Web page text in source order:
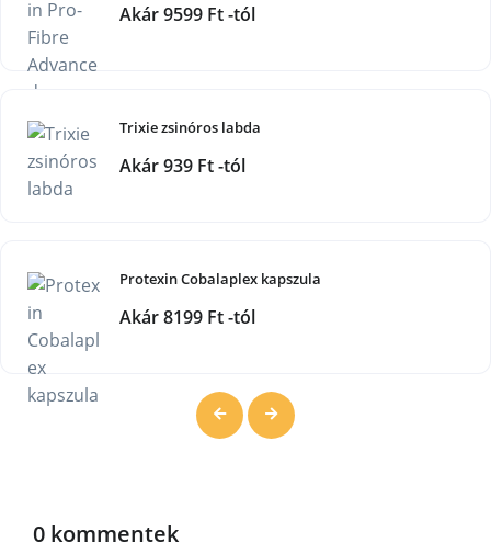
Akár 9599 Ft -tól
Trixie zsinóros labda
Akár 939 Ft -tól
Protexin Cobalaplex kapszula
Akár 8199 Ft -tól
0 kommentek